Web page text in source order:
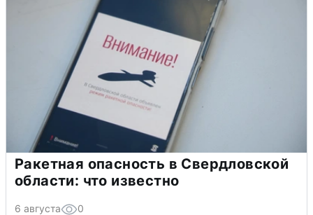
Ракетная опасность в Свердловской
области: что известно
6 августа 0